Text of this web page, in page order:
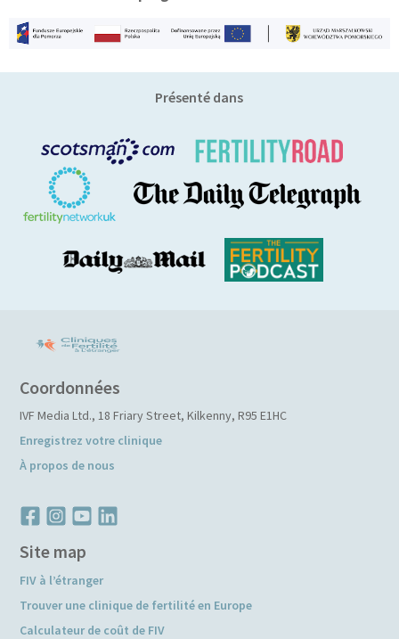
Présenté dans
Coordonnées
IVF Media Ltd.,18 Friary Street,Kilkenny,R95 E1HC
Enregistrez votre clinique
À propos de nous
Site map
FIV à l’étranger
Trouver une clinique de fertilité en Europe
Calculateur de coût de FIV